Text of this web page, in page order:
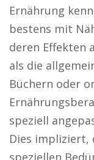
Ernährung
bestens mit
deren Effekten
als die
Büchern oder
speziell
Dies impliziert,
speziellen